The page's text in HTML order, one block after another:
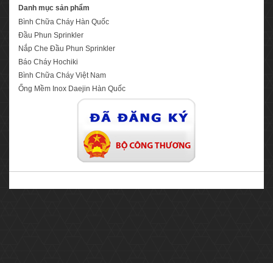
Danh mục sản phẩm
Bình Chữa Cháy Hàn Quốc
Đầu Phun Sprinkler
Nắp Che Đầu Phun Sprinkler
Báo Cháy Hochiki
Bình Chữa Cháy Việt Nam
Ống Mềm Inox Daejin Hàn Quốc